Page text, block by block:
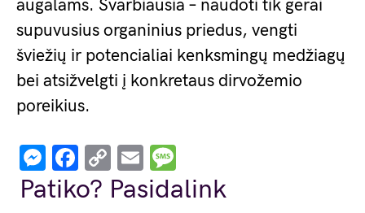
augalams. Svarbiausia – naudoti tik gerai
supuvusius organinius priedus, vengti
šviežių ir potencialiai kenksmingų medžiagų
bei atsižvelgti į konkretaus dirvožemio
poreikius.
Messenger
Facebook
Copy
Link
Email
Patiko? Pasidalink